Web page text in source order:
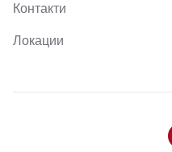
Контакти
Локации